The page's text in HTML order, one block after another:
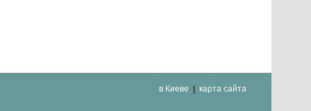
в Киеве карта сайта